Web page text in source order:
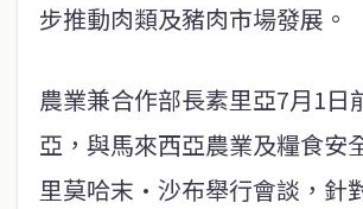
步推動肉類及豬肉市場發展。
農業兼合作部長素里亞7月1日
亞，與馬來西亞農業及糧食安
里莫哈末·沙布舉行會談，針